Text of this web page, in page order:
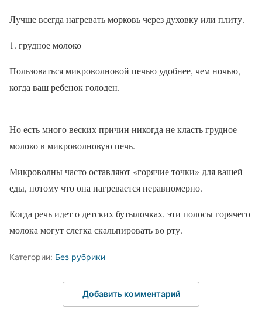
Лучше всегда нагревать морковь через духовку или плиту.
грудное молоко
Пользоваться микроволновой печью удобнее, чем ночью,
когда ваш ребенок голоден.
Но есть много веских причин никогда не класть грудное
молоко в микроволновую печь.
Микроволны часто оставляют «горячие точки» для вашей
еды, потому что она нагревается неравномерно.
Когда речь идет о детских бутылочках, эти полосы горячего
молока могут слегка скальпировать во рту.
Категории: Без рубрики
Добавить комментарий